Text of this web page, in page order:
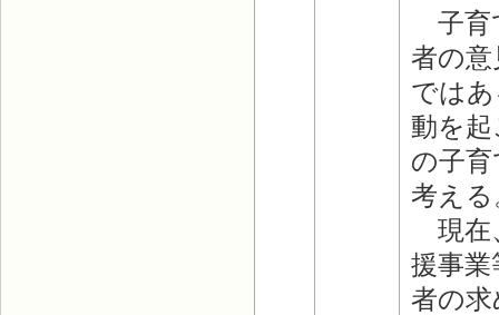
子育
者の
では
動を
の子
考える
現在
援事
者の